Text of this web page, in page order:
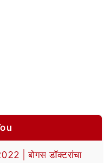
| बोगस डॉक्टरांचा